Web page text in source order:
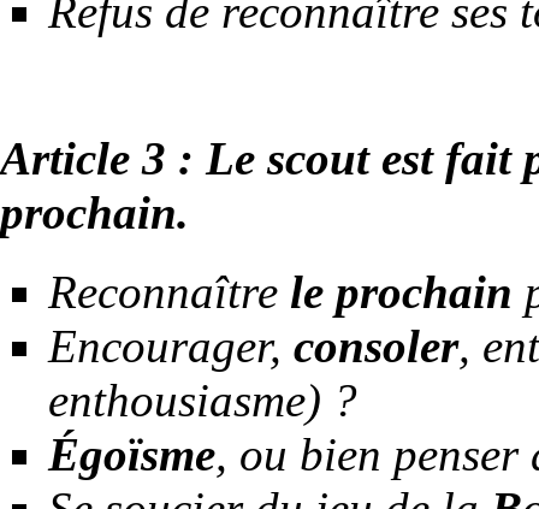
Refus de reconnaître ses
Article 3 : Le scout est fait
prochain.
Reconnaître le prochain
Encourager, consoler,
enthousiasme) ?
Égoïsme, ou bien